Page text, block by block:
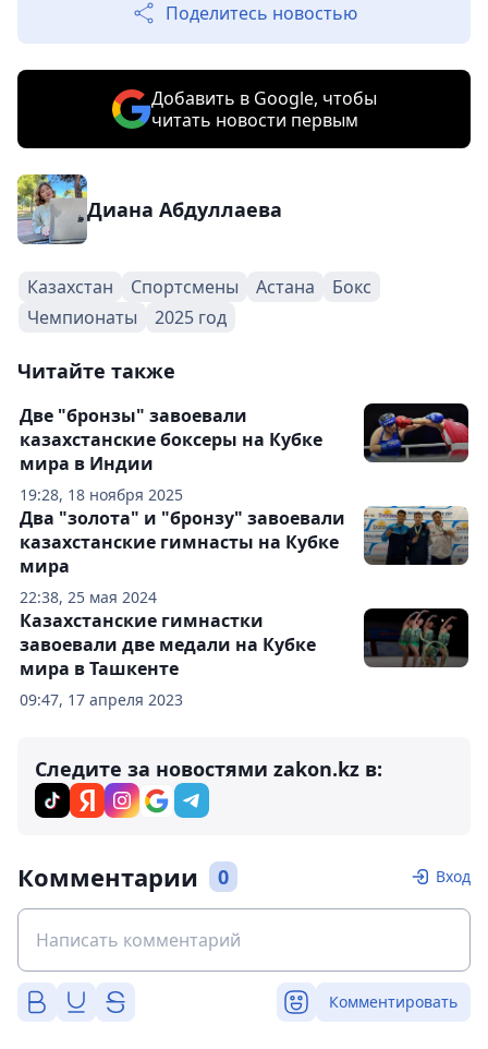
Поделитесь новостью
Добавить в Google, чтобы
читать новости первым
Диана Абдуллаева
Казахстан Спортсмены Астана
Бокс
Чемпионаты
2025 год
Читайте также
19:28, 18 ноября 2025
Две "бронзы" завоевали
казахстанские боксеры на Кубке
мира в Индии
22:38, 25 мая 2024
Два "золота" и "бронзу" завоевали
казахстанские гимнасты на Кубке
мира
09:47, 17 апреля 2023
Казахстанские гимнастки
завоевали две медали на Кубке
мира в Ташкенте
Следите за новостями zakon.kz в:
Комментарии 0 Вход
Комментировать